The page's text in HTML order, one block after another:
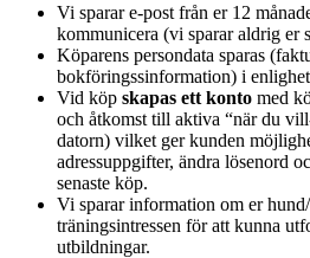
Vi sparar e-post från er 12
kommunicera (vi sparar aldrig er
Köparens persondata sparas
bokföringssinformation) i
Vid köp skapas ett konto med
och åtkomst till aktiva “när du
datorn) vilket ger kunden
adressuppgifter, ändra lösenord
senaste köp.
Vi sparar information om er
träningsintressen för att kunna
utbildningar.